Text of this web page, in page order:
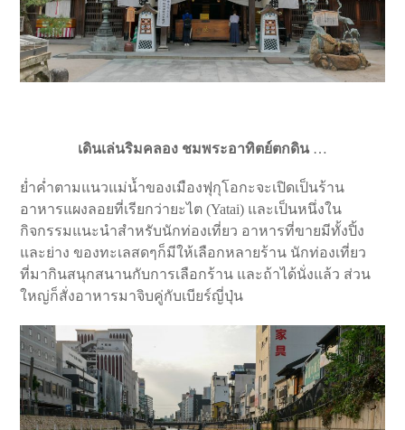
เดินเล่นริมคลอง ชมพระอาทิตย์ตกดิน…
ย่ำค่ำตามแนวแม่น้ำของเมืองฟุกุโอกะจะเปิดเป็นร้าน
อาหารแผงลอยที่เรียกว่ายะไต (Yatai) และเป็นหนึ่งใน
กิจกรรมแนะนำสำหรับนักท่องเที่ยว อาหารที่ขายมีทั้งปิ้ง
และย่าง ของทะเลสดๆก็มีให้เลือกหลายร้าน นักท่องเที่ยว
ที่มากินสนุกสนานกับการเลือกร้าน และถ้าได้นั่งแล้ว ส่วน
ใหญ่ก็สั่งอาหารมาจิบคู่กับเบียร์ญี่ปุ่น